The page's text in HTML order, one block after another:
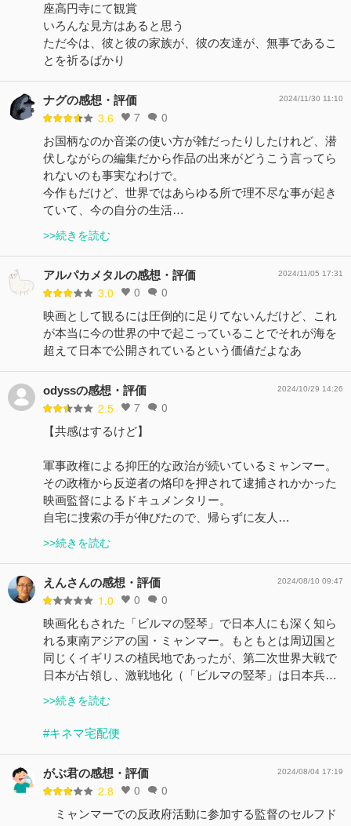
座高円寺にて観賞
いろんな見方はあると思う
ただ今は、彼と彼の家族が、彼の友達が、無事であるこ
とを祈るばかり
ナグの感想・評価
3.6 7 0
2024/11/30 11:10
お国柄なのか音楽の使い方が雑だったりしたけれど、潜
伏しながらの編集だから作品の出来がどうこう言ってら
れないのも事実なわけで。
今作もだけど、世界ではあらゆる所で理不尽な事が起き
ていて、今の自分の生活…
>>続きを読む
アルパカメタルの感想・評価
3.0 0 0
2024/11/05 17:31
映画として観るには圧倒的に足りてないんだけど、これ
が本当に今の世界の中で起こっていることでそれが海を
超えて日本で公開されているという価値だよなあ
odyssの感想・評価
2.5 7 0
2024/10/29 14:26
【共感はするけど】
軍事政権による抑圧的な政治が続いているミャンマー。
その政権から反逆者の烙印を押されて逮捕されかかった
映画監督によるドキュメンタリー。
自宅に捜索の手が伸びたので、帰らずに友人…
>>続きを読む
えんさんの感想・評価
1.0 0 0
2024/08/10 09:47
映画化もされた「ビルマの竪琴」で日本人にも深く知ら
れる東南アジアの国・ミャンマー。もともとは周辺国と
同じくイギリスの植民地であったが、第二次世界大戦で
日本が占領し、激戦地化（「ビルマの竪琴」は日本兵…
>>続きを読む
#キネマ宅配便
がぶ君の感想・評価
2.8 0 0
2024/08/04 17:19
ミャンマーでの反政府活動に参加する監督のセルフド